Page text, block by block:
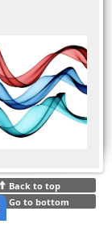
Back to top
Go to bottom